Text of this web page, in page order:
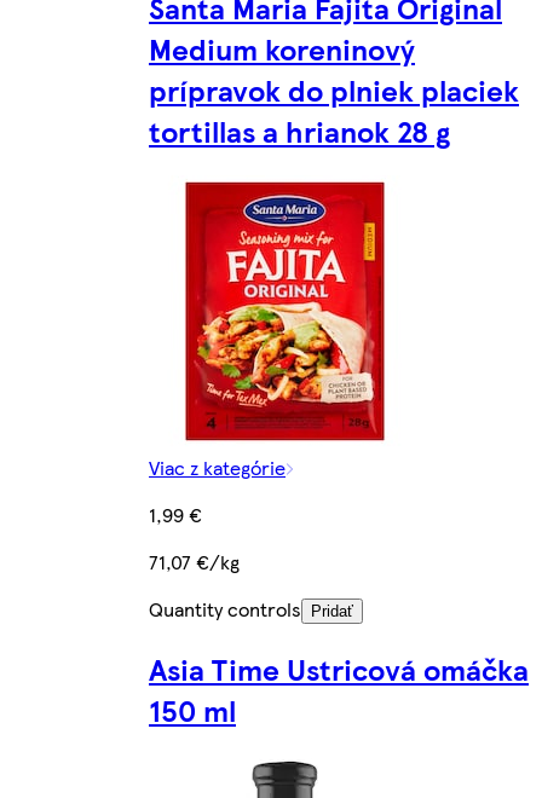
Medium koreninový
prípravok do plniek placiek
tortillas a hrianok 28 g
Viac z kategórie
1,99 €
71,07 €/kg
Quantity controls
Pridať
Asia Time Ustricová omáčka
150 ml